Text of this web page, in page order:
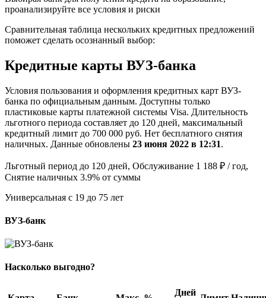
проанализируйте все условия и риски
Сравнительная таблица нескольких кредитных предложений
поможет сделать осознанный выбор:
Кредитные карты ВУЗ-банка
Условия пользования и оформления кредитных карт ВУЗ-
банка по официальным данным. Доступны только
пластиковые карты платежной системы Visa. Длительность
льготного периода составляет до 120 дней, максимальный
кредитный лимит до 700 000 руб. Нет бесплатного снятия
наличных. Данные обновлены 23 июня 2022 в 12:31.
Льготный период до 120 дней, Обслуживание 1 188 ₽ / год,
Снятие наличных 3.9% от суммы
Универсальная с 19 до 75 лет
ВУЗ-банк
Насколько выгодно?
Дней